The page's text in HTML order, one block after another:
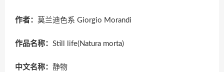
作者： 莫兰迪色系 Giorgio Morandi
作品名称： Still life(Natura morta)
中文名称： 静物